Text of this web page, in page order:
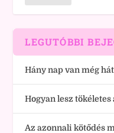
LEGUTÓBBI
Hány nap van még
Hogyan lesz
Az azonnali kötődés